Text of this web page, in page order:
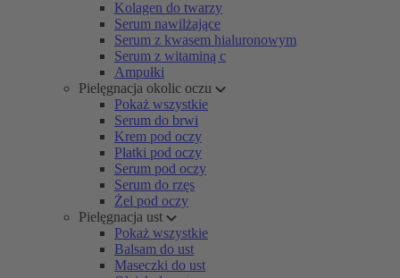
Kolagen do twarzy
Serum nawilżające
Serum z kwasem hialuronowym
Serum z witaminą c
Ampułki
Pielęgnacja okolic oczu
Pokaż wszystkie
Serum do brwi
Krem pod oczy
Płatki pod oczy
Serum pod oczy
Serum do rzęs
Żel pod oczy
Pielęgnacja ust
Pokaż wszystkie
Balsam do ust
Maseczki do ust